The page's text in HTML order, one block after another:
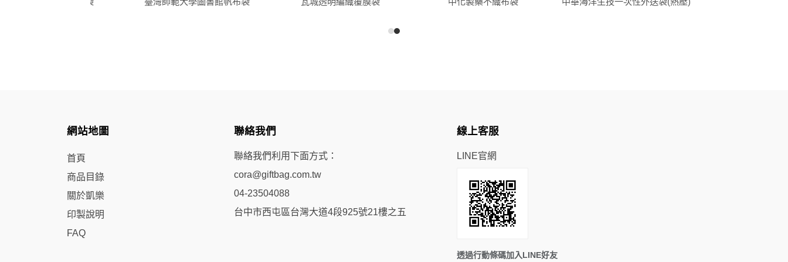
網站地圖
首頁
商品目錄
關於凱樂
印製說明
FAQ
聯絡我們
聯絡我們利用下面方式：
cora@giftbag.com.tw
04-23504088
台中市西屯區台灣大道4段925號21樓之五
線上客服
LINE官網
透過行動條碼加入LINE好友